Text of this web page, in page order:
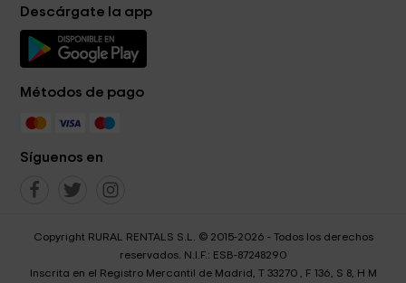
Descárgate la app
Métodos de pago
Síguenos en
Copyright RURAL RENTALS S.L. © 2015-2026 - Todos los derechos
reservados. N.I.F.: ESB-87248290
Inscrita en el Registro Mercantil de Madrid, T 33270 , F 136, S 8, H M